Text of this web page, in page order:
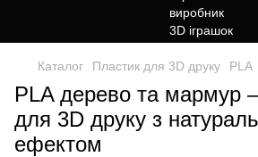
Каталог Пластик для 3D друку PLA
PLA дерево та мармур
для 3D друку з
ефектом